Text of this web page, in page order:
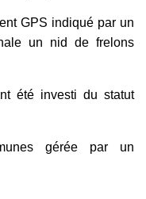
GPS indiqué par un
un nid de frelons
été investi du statut
gérée par un